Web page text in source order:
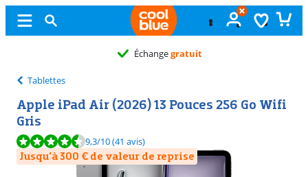
Échangegratuit
Tablettes
Apple iPad Air (2026) 13 Pouces 256 Go Wifi
Gris
La note est de 9,3 sur 10, basée sur 41 avis.
9,3/10(41 avis)
Jusqu'à 300 € de valeur de reprise